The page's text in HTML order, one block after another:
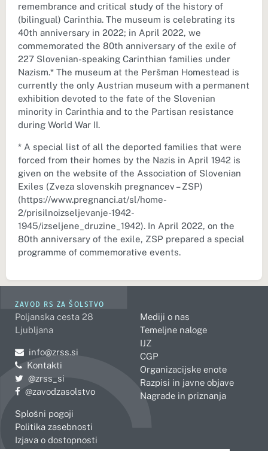
remembrance and critical study of the history of
(bilingual) Carinthia. The museum is celebrating its
40th anniversary in 2022; in April 2022, we
commemorated the 80th anniversary of the exile of
227 Slovenian-speaking Carinthian families under
Nazism.* The museum at the Peršman Homestead is
currently the only Austrian museum with a permanent
exhibition devoted to the fate of the Slovenian
minority in Carinthia and to the Partisan resistance
during World War II.
* A special list of all the deported families that were
forced from their homes by the Nazis in April 1942 is
given on the website of the Association of Slovenian
Exiles (Zveza slovenskih pregnancev – ZSP)
(https://www.pregnanci.at/sl/home-
2/prisilnoizseljevanje-1942-
1945/izseljene_druzine_1942). In April 2022, on the
80th anniversary of the exile, ZSP prepared a special
programme of commemorative events.
ZAVOD RS ZA ŠOLSTVO
Poljanska cesta 28
Ljubljana
Pošljite e-mail na
info@zrss.si
Kontakti
Pojdite na Twitter:
@zrss_si
Pojdite na Facebook:
@zavodzasolstvo
Splošni pogoji
Politika zasebnosti
Izjava o dostopnosti
Mediji o nas
Temeljne naloge
IJZ
CGP
Organizacijske enote
Razpisi in javne objave
Nagrade in priznanja